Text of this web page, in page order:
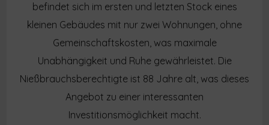
befindet sich im ersten und letzten Stock eines
kleinen Gebäudes mit nur zwei Wohnungen, ohne
Gemeinschaftskosten, was maximale
Unabhängigkeit und Ruhe gewährleistet. Die
Nießbrauchsberechtigte ist 88 Jahre alt, was dieses
Angebot zu einer interessanten
Investitionsmöglichkeit macht.